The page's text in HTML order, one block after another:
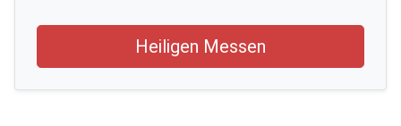
Heiligen Messen